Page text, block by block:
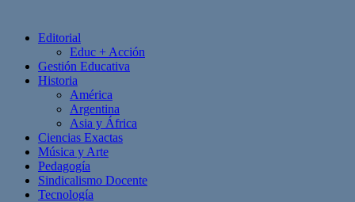
Editorial
Educ + Acción
Gestión Educativa
Historia
América
Argentina
Asia y África
Ciencias Exactas
Música y Arte
Pedagogía
Sindicalismo Docente
Tecnología